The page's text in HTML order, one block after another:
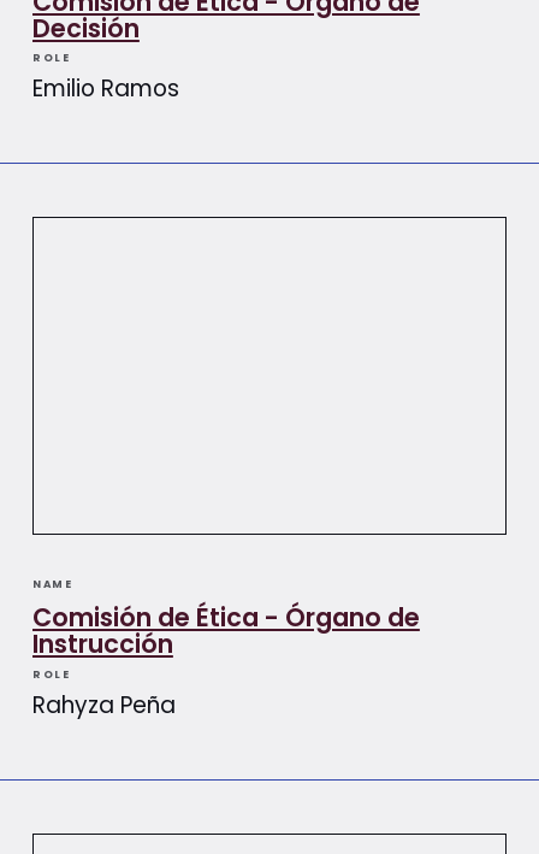
Decisión
ROLE
Emilio Ramos
NAME
Comisión de Ética - Órgano de
Instrucción
ROLE
Rahyza Peña